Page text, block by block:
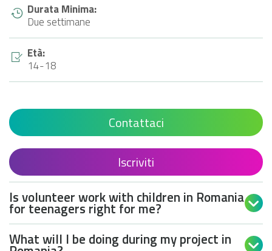
Durata Minima:
Due settimane
Età:
14-18
Contattaci
Iscriviti
Is volunteer work with children in Romania
for teenagers right for me? 
What will I be doing during my project in 